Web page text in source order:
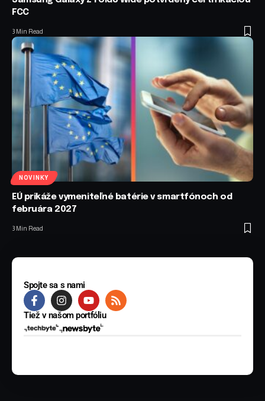
FCC
3 Min Read
NOVINKY
EÚ prikáže vymeniteľné batérie v smartfónoch od
februára 2027
3 Min Read
Spojte sa s nami
Tiež v našom portfóliu